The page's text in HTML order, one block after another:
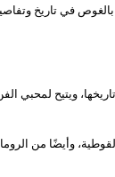
في تاريخ
ويتيح
وأيضًا من